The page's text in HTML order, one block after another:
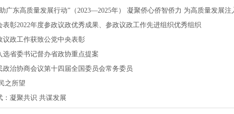
表彰2022年度参政议政优秀成果、参政议政工作先进组织优秀组织
议政工作获致公党中央表彰
选省委书记督办省政协重点提案
政治协商会议第十四届全国委员会常务委员
之所望
：凝聚共识 共谋发展
致公党广东省第十二届